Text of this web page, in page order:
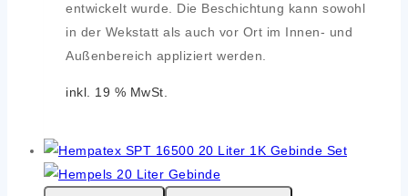
entwickelt wurde. Die Beschichtung kann sowohl
in der Wekstatt als auch vor Ort im Innen- und
Außenbereich appliziert werden.
inkl. 19 % MwSt.